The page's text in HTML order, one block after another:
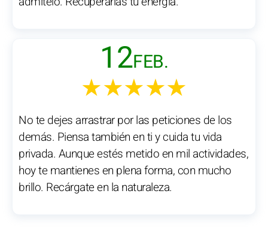
12FEB.
★★★★★
No te dejes arrastrar por las peticiones de los
demás. Piensa también en ti y cuida tu vida
privada. Aunque estés metido en mil actividades,
hoy te mantienes en plena forma, con mucho
brillo. Recárgate en la naturaleza.